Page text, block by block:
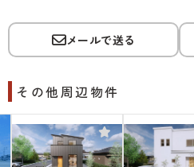
メールで送る
その他周辺物件